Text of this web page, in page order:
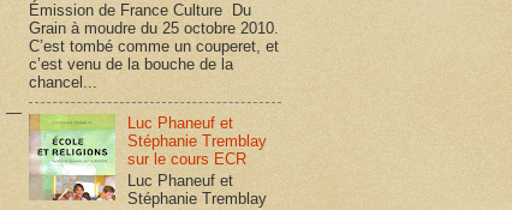
Émission de France Culture Du
Grain à moudre du 25 octobre 2010.
C’est tombé comme un couperet, et
c’est venu de la bouche de la
chancel...
Luc Phaneuf et
Stéphanie Tremblay
sur le cours ECR
Luc Phaneuf et
Stéphanie Tremblay